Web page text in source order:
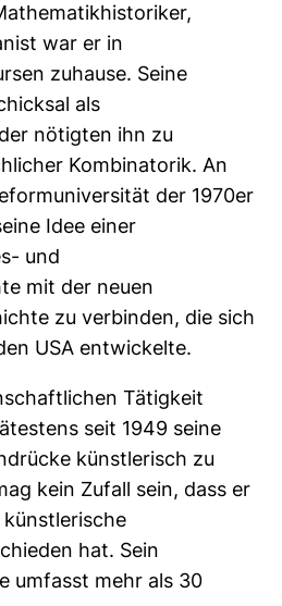
war er in
zuhause. Seine
als
nötigten ihn zu
Kombinatorik. An
der 1970er
Idee einer
und
mit der neuen
zu verbinden, die sich
USA entwickelte.
Tätigkeit
seit 1949 seine
künstlerisch zu
kein Zufall sein, dass er
hat. Sein
umfasst mehr als 30